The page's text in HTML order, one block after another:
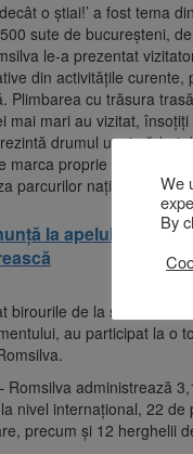
o ştiai!’ a fost tema
sute de bucureşteni,
le-a prezentat
din activităţile
Plimbarea cu trăsura
mai mari au vizitat,
drumul unei păduri
proprie şi, nu în
parcurilor naţionale şi
la apelul pentru
birourile de la sediul
au participat la o
Romsilva administrează
nivel internaţional, 22
precum şi 12 herghelii
We
By